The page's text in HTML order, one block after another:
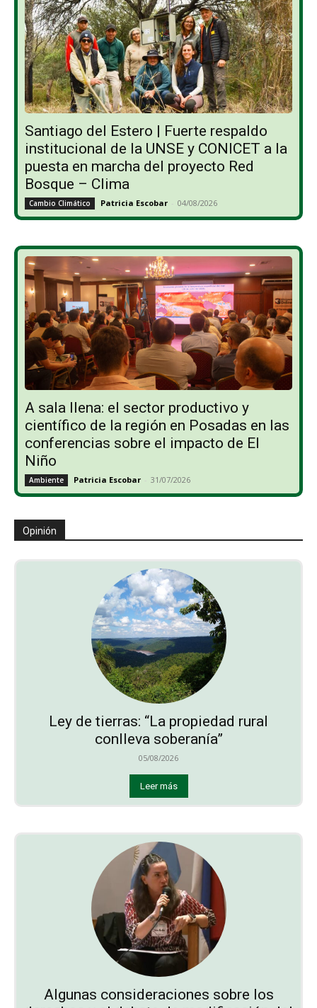
Santiago del Estero | Fuerte respaldo
institucional de la UNSE y CONICET a la
puesta en marcha del proyecto Red
Bosque – Clima
Cambio Climático Patricia Escobar - 04/08/2026
A sala llena: el sector productivo y
científico de la región en Posadas en las
conferencias sobre el impacto de El
Niño
Ambiente Patricia Escobar - 31/07/2026
Opinión
Ley de tierras: “La propiedad rural
conlleva soberanía”
05/08/2026
Leer más
Algunas consideraciones sobre los